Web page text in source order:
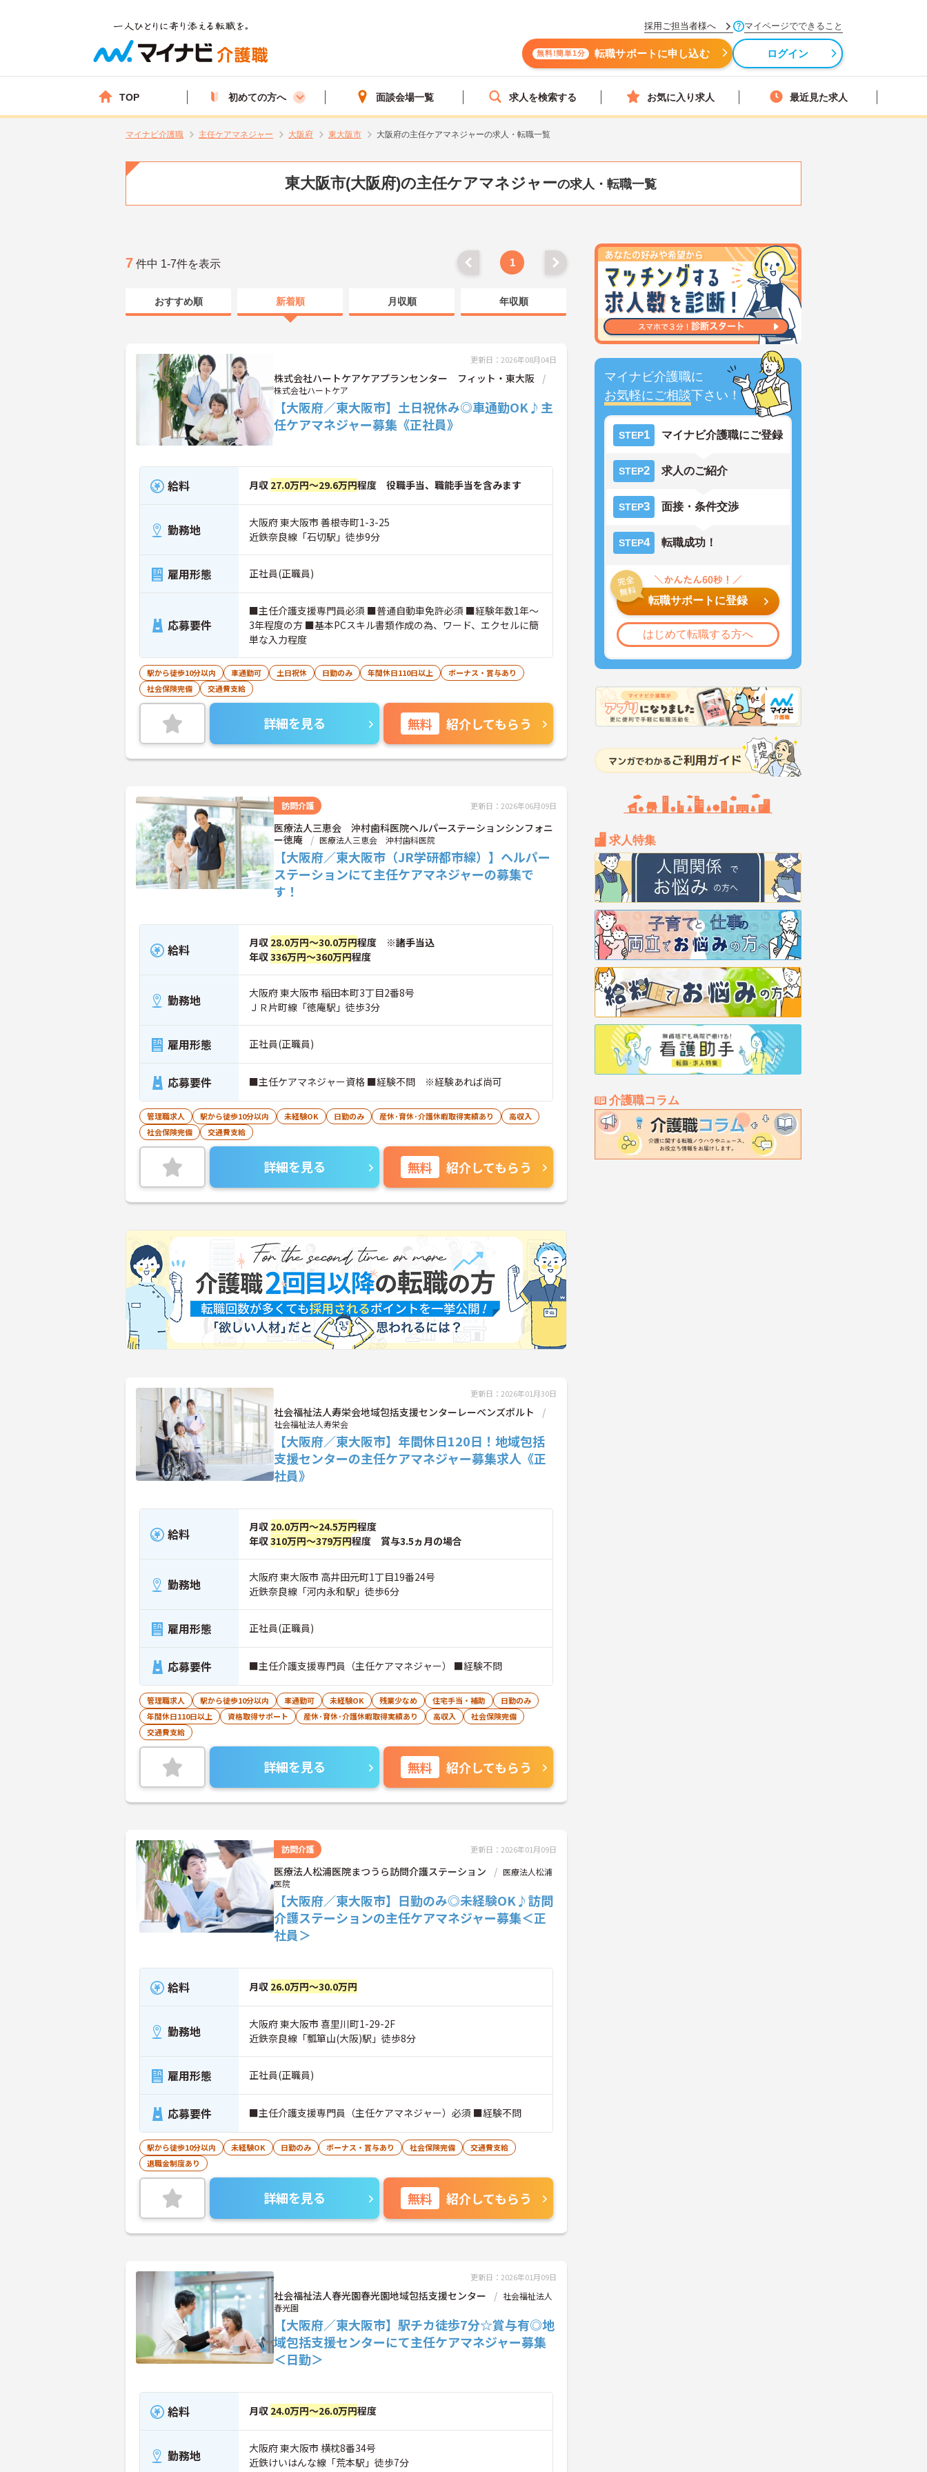
採用ご担当者様へ マイページでできること
無料!簡単1分 転職サポートに申し込む ログイン
TOP 初めての方へ 面談会場一覧 求人を検索する お気に入り求人 最近見た求人
マイナビ介護職 主任ケアマネジャー 大阪府 東大阪市 大阪府の主任ケアマネジャーの求人・転職一覧
東大阪市(大阪府)の主任ケアマネジャーの求人・転職一覧
マイナビ介護職に
お気軽にご相談下さい！
STEP1 マイナビ介護職にご登録
STEP2 求人のご紹介
STEP3 面接・条件交渉
STEP4 転職成功！
転職サポートに登録
はじめて転職する方へ
求人特集
介護職コラム
7 件中 1-7件を表示 1
おすすめ順 新着順 月収順 年収順
更新日：2026年08月04日
株式会社ハートケアケアプランセンター フィット・東大阪
株式会社ハートケア
【大阪府／東大阪市】土日祝休み◎車通勤OK♪主
任ケアマネジャー募集《正社員》
給料 月収 27.0万円～29.6万円程度 役職手当、職能手当を含みます
勤務地
大阪府 東大阪市 善根寺町1-3-25
近鉄奈良線「石切駅」徒歩9分
雇用形態 正社員(正職員)
応募要件
■主任介護支援専門員必須 ■普通自動車免許必須 ■経験年数1年～
3年程度の方 ■基本PCスキル書類作成の為、ワード、エクセルに簡
単な入力程度
駅から徒歩10分以内 車通勤可 土日祝休 日勤のみ 年間休日110日以上
ボーナス・賞与あり
社会保険完備
交通費支給
詳細を見る 無料 紹介してもらう
訪問介護 更新日：2026年06月09日
医療法人三恵会 沖村歯科医院ヘルパーステーションシンフォニ
ー徳庵
医療法人三恵会 沖村歯科医院
【大阪府／東大阪市（JR学研都市線）】ヘルパー
ステーションにて主任ケアマネジャーの募集で
す！
給料 月収 28.0万円～30.0万円程度 ※諸手当込
年収336万円～360万円程度
勤務地
大阪府 東大阪市 稲田本町3丁目2番8号
ＪＲ片町線「徳庵駅」徒歩3分
雇用形態 正社員(正職員)
応募要件 ■主任ケアマネジャー資格 ■経験不問 ※経験あれば尚可
管理職求人 駅から徒歩10分以内 未経験OK 日勤のみ 産休･育休･介護休暇取得実績あり
高収入
社会保険完備
交通費支給
詳細を見る 無料 紹介してもらう
更新日：2026年01月30日
社会福祉法人寿栄会地域包括支援センターレーベンズポルト
社会福祉法人寿栄会
【大阪府／東大阪市】年間休日120日！地域包括
支援センターの主任ケアマネジャー募集求人《正
社員》
給料 月収 20.0万円～24.5万円程度
年収310万円～379万円程度 賞与3.5ヵ月の場合
勤務地
大阪府 東大阪市 高井田元町1丁目19番24号
近鉄奈良線「河内永和駅」徒歩6分
雇用形態 正社員(正職員)
応募要件 ■主任介護支援専門員（主任ケアマネジャー） ■経験不問
管理職求人 駅から徒歩10分以内 車通勤可 未経験OK 残業少なめ 住宅手当・補助
日勤のみ
年間休日110日以上
資格取得サポート 産休･育休･介護休暇取得実績あり 高収入
社会保険完備
交通費支給
詳細を見る 無料 紹介してもらう
訪問介護 更新日：2026年01月09日
医療法人松浦医院まつうら訪問介護ステーション
医療法人松浦
医院
【大阪府／東大阪市】日勤のみ◎未経験OK♪訪問
介護ステーションの主任ケアマネジャー募集＜正
社員＞
給料 月収 26.0万円～30.0万円
勤務地
大阪府 東大阪市 喜里川町1-29-2F
近鉄奈良線「瓢箪山(大阪)駅」徒歩8分
雇用形態 正社員(正職員)
応募要件 ■主任介護支援専門員（主任ケアマネジャー）必須 ■経験不問
駅から徒歩10分以内 未経験OK 日勤のみ ボーナス・賞与あり 社会保険完備
交通費支給
退職金制度あり
詳細を見る 無料 紹介してもらう
更新日：2026年01月09日
社会福祉法人春光園春光園地域包括支援センター
社会福祉法人
春光園
【大阪府／東大阪市】駅チカ徒歩7分☆賞与有◎地
域包括支援センターにて主任ケアマネジャー募集
＜日勤＞
給料 月収 24.0万円～26.0万円程度
勤務地
大阪府 東大阪市 横枕8番34号
近鉄けいはんな線「荒本駅」徒歩7分